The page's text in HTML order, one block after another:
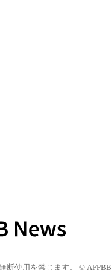
断使用を禁じます。 © AFPBB